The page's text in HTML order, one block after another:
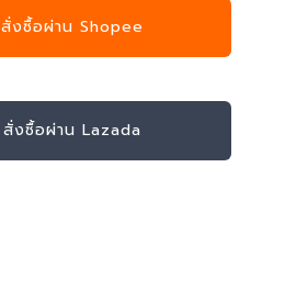
สั่งซื้อผ่าน Shopee
สั่งซื้อผ่าน Lazada